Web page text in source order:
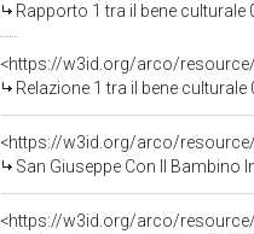
Rapporto 1 tra il bene
<https://w3id.org/arco/
Relazione 1 tra il bene
<https://w3id.org/arco/
San Giuseppe Con Il Bambino
<https://w3id.org/arco/